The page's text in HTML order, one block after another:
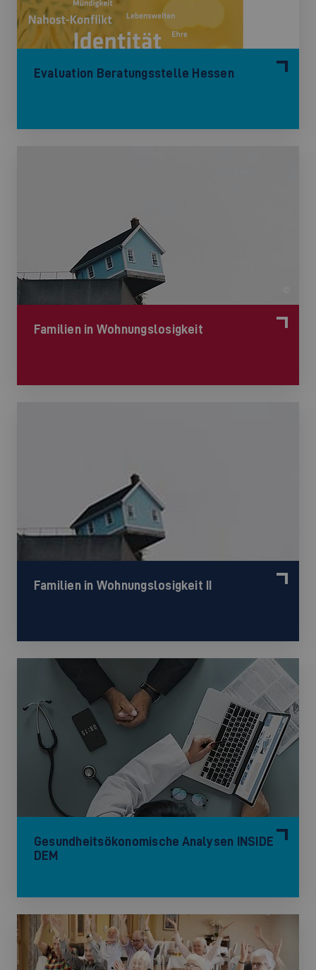
Evaluation Beratungsstelle Hessen
Familien in Wohnungslosigkeit
Familien in Wohnungslosigkeit II
Gesundheitsökonomische Analysen INSIDE
DEM